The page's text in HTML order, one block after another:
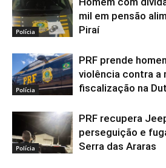
Polícia
mil em pensão
Piraí
Polícia
PRF prende
violência contra a
fiscalização na
Polícia
PRF recupera
perseguição e
Serra das Araras